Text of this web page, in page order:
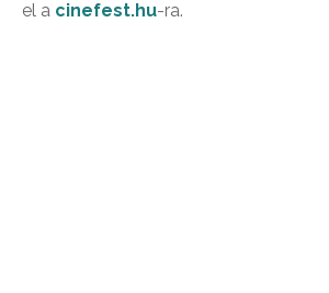
el a cinefest.hu-ra.